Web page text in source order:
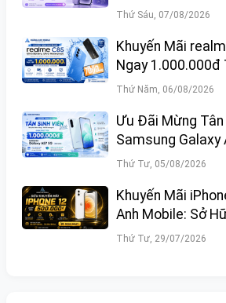
Mobile
Thứ Sáu, 07/08/2026
Khuyến Mãi
Ngay 1.000.000đ
Mobile
Thứ Năm, 06/08/2026
Ưu Đãi Mừng Tân
Samsung Galaxy
Ngay 1.000.000đ
Thứ Tư, 05/08/2026
Khuyến Mãi
Anh Mobile: Sở
Loạt Ưu Đãi Hấp
Thứ Tư, 29/07/2026